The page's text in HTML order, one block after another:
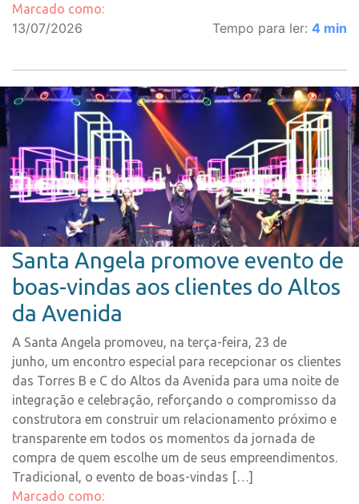
Marcado como:
13/07/2026 Tempo para ler: 4 min
Santa Angela promove evento de
boas-vindas aos clientes do Altos
da Avenida
A Santa Angela promoveu, na terça-feira, 23 de
junho, um encontro especial para recepcionar os clientes
das Torres B e C do Altos da Avenida para uma noite de
integração e celebração, reforçando o compromisso da
construtora em construir um relacionamento próximo e
transparente em todos os momentos da jornada de
compra de quem escolhe um de seus empreendimentos.
Tradicional, o evento de boas-vindas […]
Marcado como: